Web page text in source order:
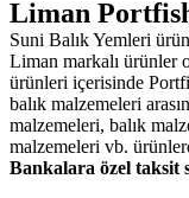
Liman
Suni Balık Yemleri
Liman markalı ürünler
ürünleri içerisinde
balık malzemeleri
malzemeleri, balık
malzemeleri vb.
Bankalara özel taksit